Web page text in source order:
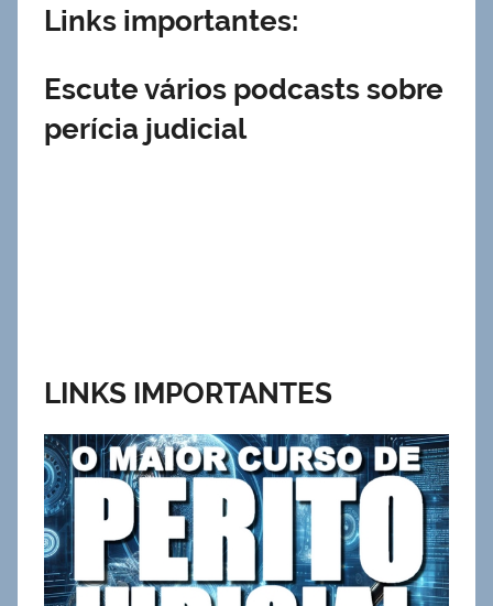
Links importantes:
Escute vários podcasts sobre
perícia judicial
LINKS IMPORTANTES